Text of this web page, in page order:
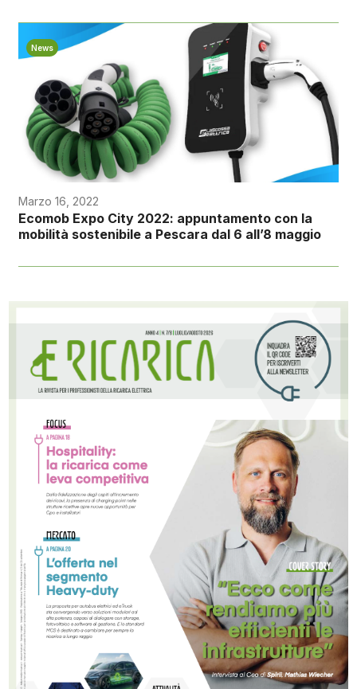
News
Marzo 16, 2022
Ecomob Expo City 2022: appuntamento con la
mobilità sostenibile a Pescara dal 6 all’8 maggio